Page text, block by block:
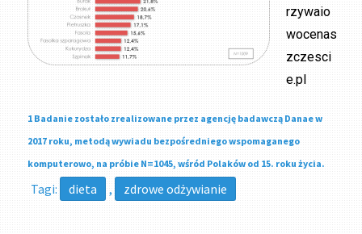
rzywaio
wocenas
zczesci
e.pl
1 Badanie zostało zrealizowane przez agencję badawczą Danae w
2017 roku, metodą wywiadu bezpośredniego wspomaganego
komputerowo, na próbie N=1045, wśród Polaków od 15. roku życia.
Tagi: dieta , zdrowe odżywianie